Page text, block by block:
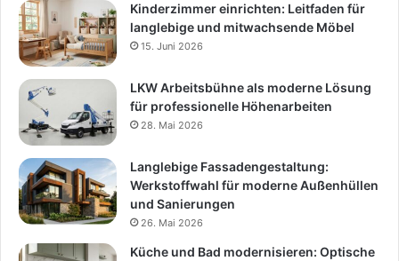
Kinderzimmer einrichten: Leitfaden für
langlebige und mitwachsende Möbel
15. Juni 2026
LKW Arbeitsbühne als moderne Lösung
für professionelle Höhenarbeiten
28. Mai 2026
Langlebige Fassadengestaltung:
Werkstoffwahl für moderne Außenhüllen
und Sanierungen
26. Mai 2026
Küche und Bad modernisieren: Optische